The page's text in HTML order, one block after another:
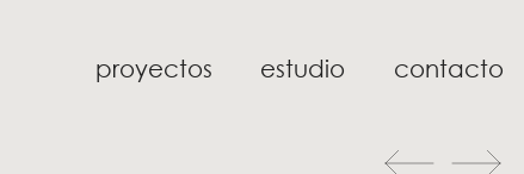
proyectos estudio contacto